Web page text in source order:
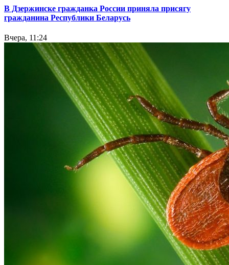
В Дзержинске гражданка России приняла присягу
гражданина Республики Беларусь
Вчера, 11:24